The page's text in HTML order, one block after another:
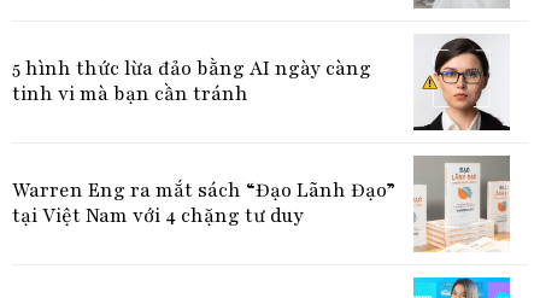
5 hình thức lừa đảo bằng AI ngày càng
tinh vi mà bạn cần tránh
Warren Eng ra mắt sách “Đạo Lãnh Đạo”
tại Việt Nam với 4 chặng tư duy